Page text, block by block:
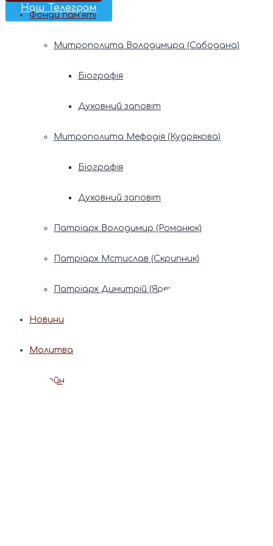
Наш Телеграм
Фонди пам’яті
Митрополита Володимира (Сабодана)
Біографія
Духовний заповіт
Митрополита Мефодія (Кудрякова)
Біографія
Духовний заповіт
Патріарх Володимир (Романюк)
Патріарх Мстислав (Скрипник)
Патріарх Димитрій (Ярема)
Новини
Молитва
Онлайн послуги